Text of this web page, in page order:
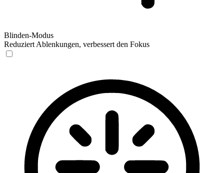
Blinden-Modus
Reduziert Ablenkungen, verbessert den Fokus